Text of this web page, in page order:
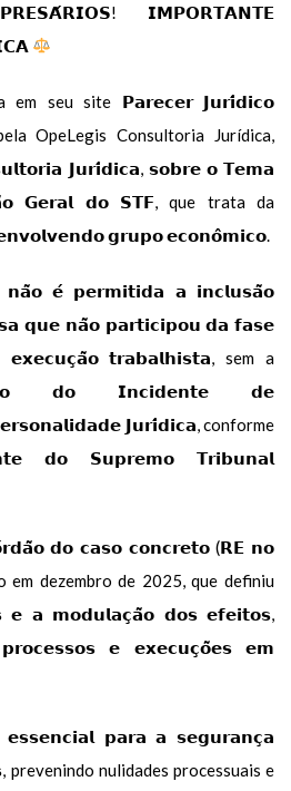
𝗜𝗠𝗣𝗢𝗥𝗧𝗔𝗡𝗧𝗘
seu site 𝗣𝗮𝗿𝗲𝗰𝗲𝗿 𝗝𝘂𝗿𝗶́𝗱𝗶𝗰𝗼
OpeLegis Consultoria Jurídica,
𝗝𝘂𝗿𝗶́𝗱𝗶𝗰𝗮, 𝘀𝗼𝗯𝗿𝗲 𝗼 𝗧𝗲𝗺𝗮
𝗚𝗲𝗿𝗮𝗹 𝗱𝗼 𝗦𝗧𝗙, que trata da
𝗴𝗿𝘂𝗽𝗼 𝗲𝗰𝗼𝗻𝗼̂𝗺𝗶𝗰𝗼.
𝗻𝗮̃𝗼 𝗲́ 𝗽𝗲𝗿𝗺𝗶𝘁𝗶𝗱𝗮 𝗮 𝗶𝗻𝗰𝗹𝘂𝘀𝗮̃𝗼
𝗾𝘂𝗲 𝗻𝗮̃𝗼 𝗽𝗮𝗿𝘁𝗶𝗰𝗶𝗽𝗼𝘂 𝗱𝗮 𝗳𝗮𝘀𝗲
𝘁𝗿𝗮𝗯𝗮𝗹𝗵𝗶𝘀𝘁𝗮, sem a
𝗱𝗼 𝗜𝗻𝗰𝗶𝗱𝗲𝗻𝘁𝗲 𝗱𝗲
𝗝𝘂𝗿𝗶́𝗱𝗶𝗰𝗮, conforme
𝗱𝗼 𝗦𝘂𝗽𝗿𝗲𝗺𝗼 𝗧𝗿𝗶𝗯𝘂𝗻𝗮𝗹
𝗱𝗼 𝗰𝗮𝘀𝗼 𝗰𝗼𝗻𝗰𝗿𝗲𝘁𝗼 (𝗥𝗘 𝗻𝗼
dezembro de 2025, que definiu
𝗲 𝗮 𝗺𝗼𝗱𝘂𝗹𝗮𝗰̧𝗮̃𝗼 𝗱𝗼𝘀 𝗲𝗳𝗲𝗶𝘁𝗼𝘀,
𝗽𝗿𝗼𝗰𝗲𝘀𝘀𝗼𝘀 𝗲 𝗲𝘅𝗲𝗰𝘂𝗰̧𝗼̃𝗲𝘀 𝗲𝗺
𝗲𝘀𝘀𝗲𝗻𝗰𝗶𝗮𝗹 𝗽𝗮𝗿𝗮 𝗮 𝘀𝗲𝗴𝘂𝗿𝗮𝗻𝗰̧𝗮
nulidades processuais e